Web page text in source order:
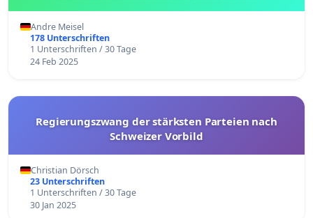
Andre Meisel
178 Unterschriften
1 Unterschriften / 30 Tage
24 Feb 2025
Regierungszwang der stärksten Parteien nach
Schweizer Vorbild
Christian Dörsch
23 Unterschriften
1 Unterschriften / 30 Tage
30 Jan 2025